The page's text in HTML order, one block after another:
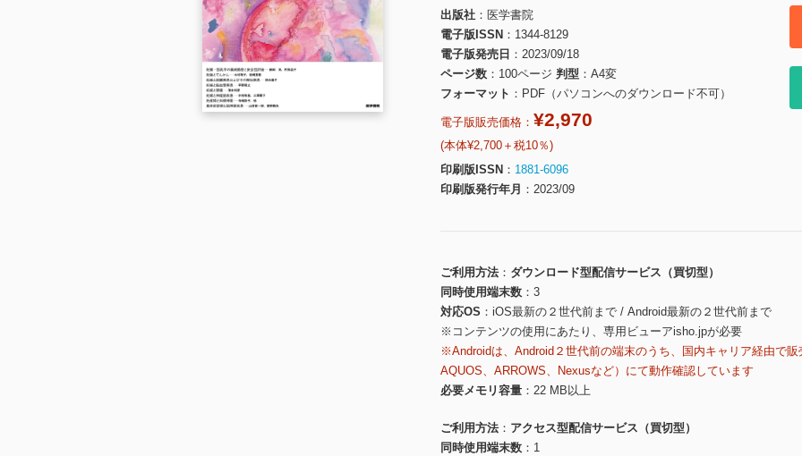
出版社
医学書院
電子版ISSN
1344-8129
電子版発売日
2023/09/18
ページ数
100ページ 判型
A4変
フォーマット
PDF（パソコンへのダウンロード不可）
電子版販売価格： ¥2,970
(本体¥2,700＋税10％)
印刷版ISSN
1881-6096
印刷版発行年月
2023/09
ご利用方法
ダウンロード型配信サービス（買切型）
同時使用端末数
3
対応OS
iOS最新の２世代前まで / Android最新の２世代前まで
※コンテンツの使用にあたり、専用ビューアisho.jpが必要
※Androidは、Android２世代前の端末のうち、国内キャリア経由で販
AQUOS、ARROWS、Nexusなど）にて動作確認しています
必要メモリ容量
22 MB以上
ご利用方法
アクセス型配信サービス（買切型）
同時使用端末数
1